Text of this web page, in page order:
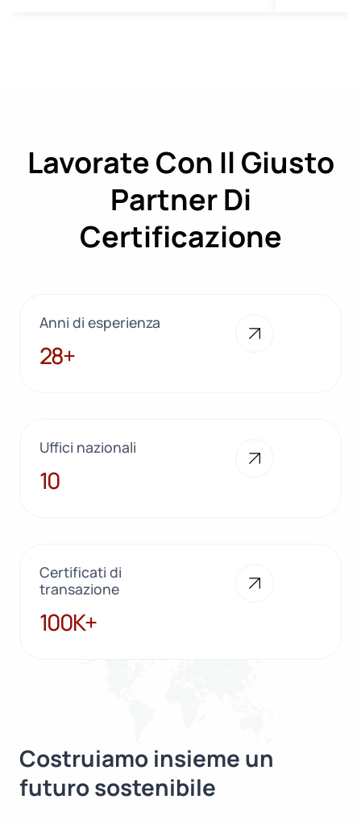
Lavorate Con Il Giusto
Partner Di
Certificazione
Anni di esperienza
28+
28+
Uffici nazionali
10
10
Certificati di
transazione
100K+
100K+
Costruiamo insieme un
futuro sostenibile